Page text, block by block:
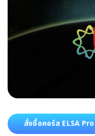
สั่งซื้อคอร์ส ELSA Pro